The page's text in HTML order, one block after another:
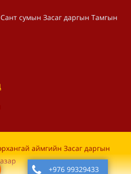
сумын Засаг даргын Тамгын
аймгийн Засаг даргын
Дуудлагын төв+976 99329433